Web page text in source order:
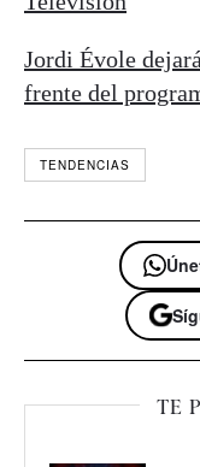
Jordi Évole
frente del
TENDENCIAS
TE